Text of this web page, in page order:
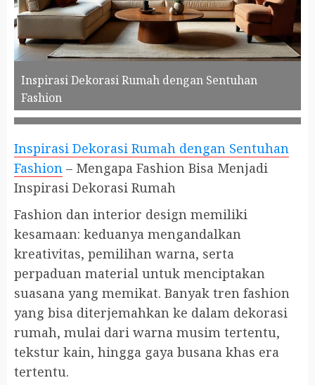
Inspirasi Dekorasi Rumah dengan Sentuhan
Fashion
Inspirasi Dekorasi Rumah dengan Sentuhan
Fashion – Mengapa Fashion Bisa Menjadi
Inspirasi Dekorasi Rumah
Fashion dan interior design memiliki
kesamaan: keduanya mengandalkan
kreativitas, pemilihan warna, serta
perpaduan material untuk menciptakan
suasana yang memikat. Banyak tren fashion
yang bisa diterjemahkan ke dalam dekorasi
rumah, mulai dari warna musim tertentu,
tekstur kain, hingga gaya busana khas era
tertentu.